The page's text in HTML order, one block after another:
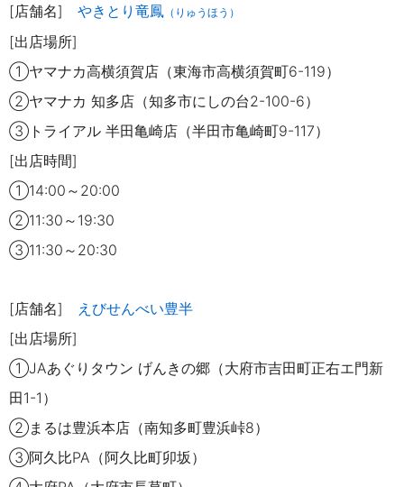
[店舗名] やきとり竜鳳 （りゅうほう）
[出店場所]
①ヤマナカ高横須賀店（東海市高横須賀町6-119）
②ヤマナカ 知多店（知多市にしの台2-100-6）
③トライアル 半田亀崎店（半田市亀崎町9-117）
[出店時間]
①14:00～20:00
②11:30～19:30
③11:30～20:30
[店舗名]
えびせんべい豊半
[出店場所]
①JAあぐりタウン げんきの郷（大府市吉田町正右エ門新
田1-1）
②まるは豊浜本店（南知多町豊浜峠8）
③阿久比PA（阿久比町卯坂）